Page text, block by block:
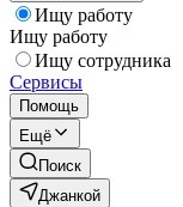
Ищу работу
Ищу работу
Ищу сотрудника
Сервисы
Помощь
Ещё
Поиск
Джанкой